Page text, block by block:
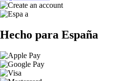
Hecho para España